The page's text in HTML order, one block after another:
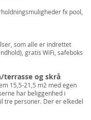
fx pool,
som alle er indrettet
gratis WiFi, safeboks
og skrå
15,5-21,5 m2 med egen
har beliggenhed i
tre personer. Der er elkedel